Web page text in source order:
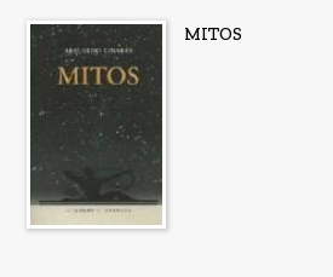
MITOS